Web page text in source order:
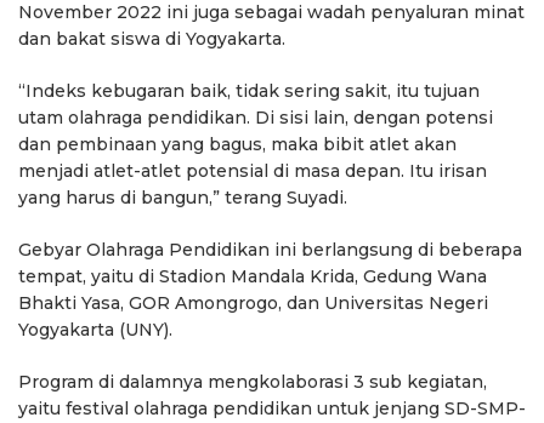
November 2022 ini juga sebagai wadah penyaluran minat
dan bakat siswa di Yogyakarta.
“Indeks kebugaran baik, tidak sering sakit, itu tujuan
utam olahraga pendidikan. Di sisi lain, dengan potensi
dan pembinaan yang bagus, maka bibit atlet akan
menjadi atlet-atlet potensial di masa depan. Itu irisan
yang harus di bangun,” terang Suyadi.
Gebyar Olahraga Pendidikan ini berlangsung di beberapa
tempat, yaitu di Stadion Mandala Krida, Gedung Wana
Bhakti Yasa, GOR Amongrogo, dan Universitas Negeri
Yogyakarta (UNY).
Program di dalamnya mengkolaborasi 3 sub kegiatan,
yaitu festival olahraga pendidikan untuk jenjang SD-SMP-